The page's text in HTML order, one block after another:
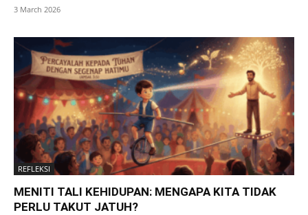
3 March 2026
REFLEKSI
MENITI TALI KEHIDUPAN: MENGAPA KITA TIDAK
PERLU TAKUT JATUH?